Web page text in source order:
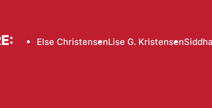
Else ChristensenLise G. Kristensen